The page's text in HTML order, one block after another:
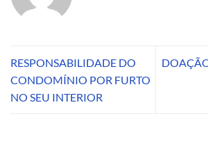
RESPONSABILIDADE DO
CONDOMÍNIO POR FURTO
NO SEU INTERIOR